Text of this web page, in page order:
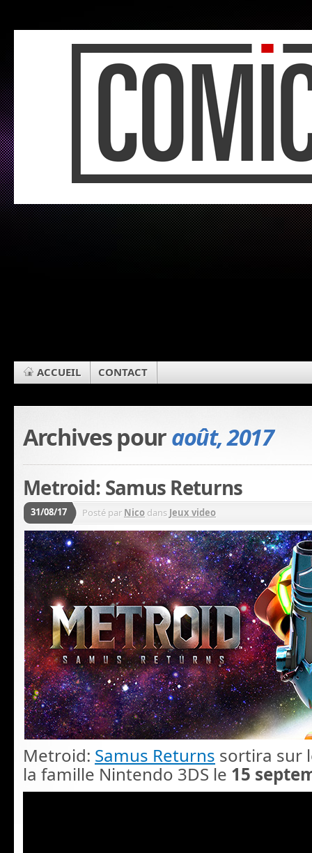
ACCUEIL CONTACT
Archives pouraoût, 2017
Metroid: Samus Returns
31/08/17 Posté par Nico dans Jeux video
Metroid: Samus Returns sortira sur
la famille Nintendo 3DS le 15